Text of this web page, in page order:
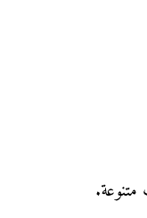
متنوعة.